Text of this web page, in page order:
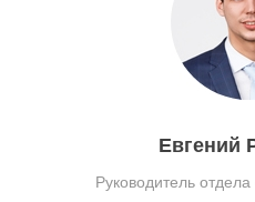
Евгений
Руководитель